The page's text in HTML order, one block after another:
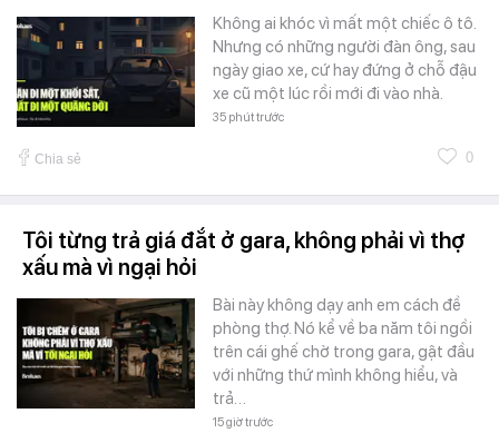
Không ai khóc vì mất một chiếc ô tô.
Nhưng có những người đàn ông, sau
ngày giao xe, cứ hay đứng ở chỗ đậu
xe cũ một lúc rồi mới đi vào nhà.
35 phút trước
Chia sẻ 0
Tôi từng trả giá đắt ở gara, không phải vì thợ
xấu mà vì ngại hỏi
Bài này không dạy anh em cách đề
phòng thợ. Nó kể về ba năm tôi ngồi
trên cái ghế chờ trong gara, gật đầu
với những thứ mình không hiểu, và
trả…
15 giờ trước